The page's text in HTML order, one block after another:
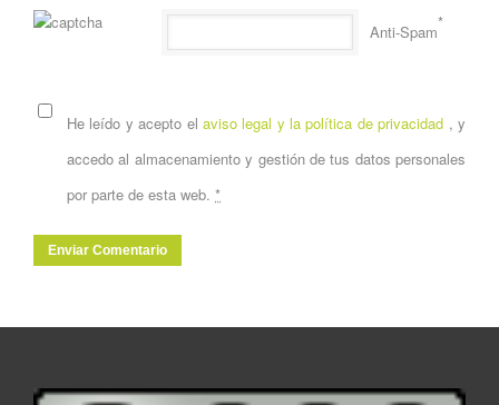
Anti-Spam*
He leído y acepto el aviso legal y la política de privacidad , y
accedo al almacenamiento y gestión de tus datos personales
por parte de esta web. *